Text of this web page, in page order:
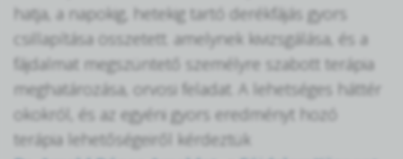
hatja, a napokig, hetekig tartó derékfájás gyors
csillapítása összetett. amelynek kivizsgálása, és a
fájdalmat megszüntető személyre szabott terápia
meghatározása, orvosi feladat. A lehetséges háttér
okokról, és az egyéni gyors eredményt hozó
terápia lehetőségeiről kérdeztük